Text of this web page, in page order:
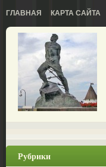
ГЛАВНАЯ КАРТА САЙТА
Рубрики